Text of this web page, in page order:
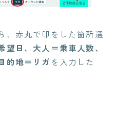
、赤丸で印をした箇所選
望日、大人＝乗車人数、
的地＝リガ を入力した